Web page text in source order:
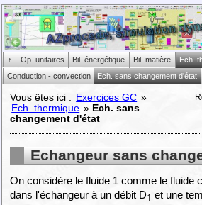
↑ Op. unitaires Bil. énergétique Bil. matière Ech.
Conduction - convection
Ech. sans changement d'état
Vous êtes ici : Exercices GC »
Ech. thermique » Ech. sans
changement d'état
Echangeur sans
On considère le fluide 1 comme le fluide
dans l'échangeur à un débit D1 et une